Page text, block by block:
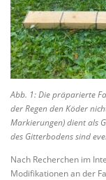
Abb. 1: Die präparierte
der Regen den Köder
Markierungen) dient als
des Gitterbodens sind
Nach Recherchen im
Modifikationen an der